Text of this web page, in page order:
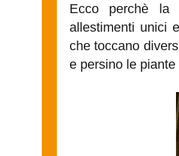
Ecco perchè la
allestimenti unici
che toccano
e persino le piante